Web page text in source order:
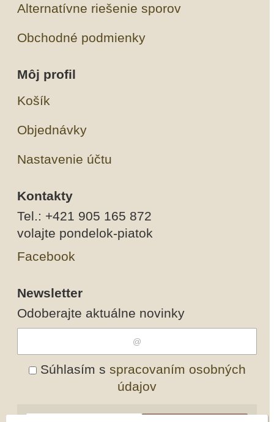
Alternatívne riešenie sporov
Obchodné podmienky
Môj profil
Košík
Objednávky
Nastavenie účtu
Kontakty
Tel.: +421 905 165 872
volajte pondelok-piatok
Facebook
Newsletter
Odoberajte aktuálne novinky
Súhlasím s spracovaním osobných
údajov